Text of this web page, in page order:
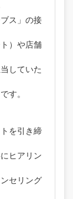
ス」の接
）や店舗
していた
す。
を引き締
ヒアリン
セリング